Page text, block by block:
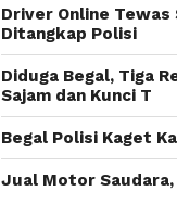
Driver Online
Ditangkap Polisi
Diduga Begal, Tiga
Sajam dan Kunci T
Begal Polisi Kaget
Jual Motor Saudara,